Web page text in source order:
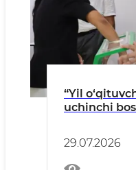
“Yil
uchinchi
29.07.2026